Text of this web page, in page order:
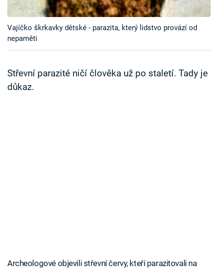
Sledujte prima+
Přihlášení
Sledujte nás
Vajíčko škrkavky dětské - parazita, který lidstvo provází od
nepaměti
Střevní parazité ničí člověka už po staletí. Tady je
důkaz.
Archeologové objevili střevní červy, kteří parazitovali na